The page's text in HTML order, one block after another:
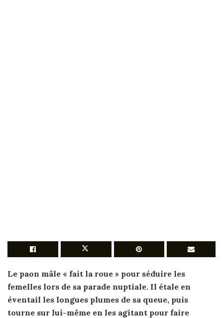
Le paon mâle « fait la roue » pour séduire les
femelles lors de sa parade nuptiale. Il étale en
éventail les longues plumes de sa queue, puis
tourne sur lui-même en les agitant pour faire